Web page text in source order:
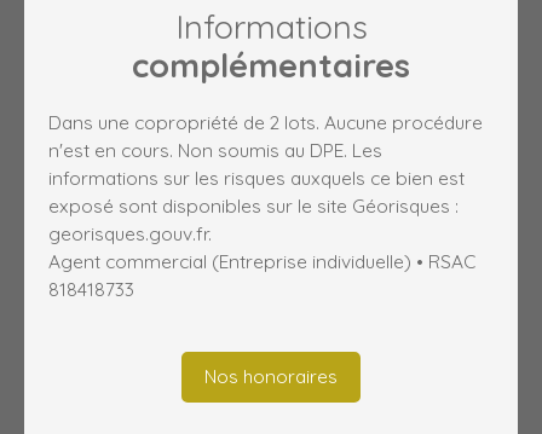
Informations
complémentaires
Dans une copropriété de 2 lots. Aucune procédure
n'est en cours. Non soumis au DPE. Les
informations sur les risques auxquels ce bien est
exposé sont disponibles sur le site Géorisques :
georisques.gouv.fr.
Agent commercial (Entreprise individuelle) • RSAC
818418733
Nos honoraires